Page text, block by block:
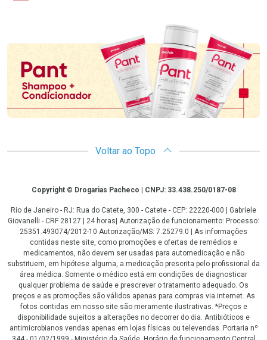
Promoção em Destaque
Voltar ao Topo
CopyrightCopyright © Drogarias Pacheco | CNPJ: 33.438.250/0187-08
Rio de Janeiro - RJ: Rua do Catete, 300 - Catete - CEP: 22220-000 | Gabriele
Giovanelli - CRF 28127 | 24 horas| Autorização de funcionamento: Processo:
25351.493074/2012-10 Autorização/MS: 7.25279.0 | As informações
contidas neste site, como promoções e ofertas de remédios e
medicamentos, não devem ser usadas para automedicação e não
substituem, em hipótese alguma, a medicação prescrita pelo profissional da
área médica. Somente o médico está em condições de diagnosticar
qualquer problema de saúde e prescrever o tratamento adequado. Os
preços e as promoções são válidos apenas para compras via internet. As
fotos contidas em nosso site são meramente ilustrativas. *Preços e
disponibilidade sujeitos a alterações no decorrer do dia. Antibióticos e
antimicrobianos vendas apenas em lojas físicas ou televendas. Portaria nº